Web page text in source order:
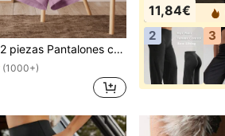
2 piezas Pantalones cortos deportivos para mujer | Mezcla de poliéster y spandex de secado rápido | Transpirable, ligero | Cintura ajustable con cordón | Adecuado para fitness y uso casual | Lavable a máquina | Pantalones cortos cómodos y de estilo de vida activo de varias temporadas | Diseño funcional | Pantalones cortos cómodos y ajustables | Gimnasio, yoga, correr
(1000+)
11,84€
2
3